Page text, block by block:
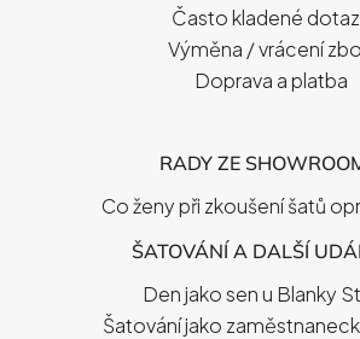
Často kladené
Výměna / vrácení
Doprava a platba
RADY ZE
Co ženy při zkoušení šatů
ŠATOVÁNÍ A DALŠÍ
Den jako sen u Blanky
Šatování jako